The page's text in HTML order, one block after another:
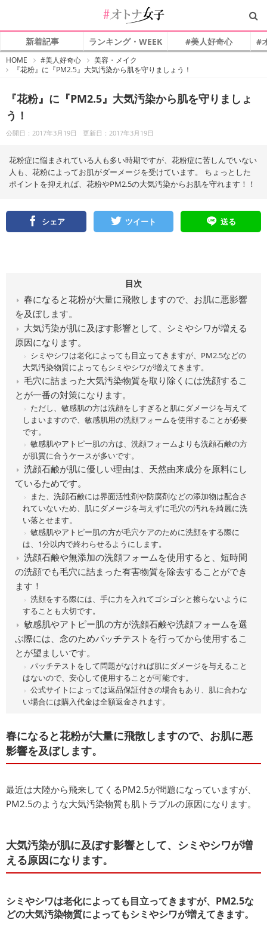
新着記事 ランキング・WEEK #美人好奇心 #
HOME
オ
ト
子
#美人好奇心
美容・メイク
『花粉』に『PM2.5』大気汚染から肌を守りましょう！
『花粉』に『PM2.5』大気汚染から肌を守りましょ
う！
公開日：2017年3月19日 更新日：2017年3月19日
花粉症に悩まされている人も多い時期ですが、花粉症に苦しんでいない
人も、花粉によってお肌がダーメージを受けています。 ちょっとした
ポイントを抑えれば、花粉やPM2.5の大気汚染からお肌を守れます！！
シェア ツイート 送る
目次
春になると花粉が大量に飛散しますので、お肌に悪影響
を及ぼします。
大気汚染が肌に及ぼす影響として、シミやシワが増える
原因になります。
シミやシワは老化によっても目立ってきますが、PM2.5などの
大気汚染物質によってもシミやシワが増えてきます。
毛穴に詰まった大気汚染物質を取り除くには洗顔するこ
とが一番の対策になります。
ただし、敏感肌の方は洗顔をしすぎると肌にダメージを与えて
しまいますので、敏感肌用の洗顔フォームを使用することが必要
です。
敏感肌やアトピー肌の方は、洗顔フォームよりも洗顔石鹸の方
が肌質に合うケースが多いです。
洗顔石鹸が肌に優しい理由は、天然由来成分を原料にし
ているためです。
また、洗顔石鹸には界面活性剤や防腐剤などの添加物は配合さ
れていないため、肌にダメージを与えずに毛穴の汚れを綺麗に洗
い落とせます。
敏感肌やアトピー肌の方が毛穴ケアのために洗顔をする際に
は、1分以内で終わらせるようにします。
洗顔石鹸や無添加の洗顔フォームを使用すると、短時間
の洗顔でも毛穴に詰まった有害物質を除去することができ
ます！
洗顔をする際には、手に力を入れてゴシゴシと擦らないように
することも大切です。
敏感肌やアトピー肌の方が洗顔石鹸や洗顔フォームを選
ぶ際には、念のためパッチテストを行ってから使用するこ
とが望ましいです。
パッチテストをして問題がなければ肌にダメージを与えること
はないので、安心して使用することが可能です。
公式サイトによっては返品保証付きの場合もあり、肌に合わな
い場合には購入代金は全額返金されます。
春になると花粉が大量に飛散しますので、お肌に悪
影響を及ぼします。
最近は大陸から飛来してくるPM2.5が問題になっていますが、
PM2.5のような大気汚染物質も肌トラブルの原因になります。
大気汚染が肌に及ぼす影響として、シミやシワが増
える原因になります。
シミやシワは老化によっても目立ってきますが、PM2.5な
どの大気汚染物質によってもシミやシワが増えてきます。